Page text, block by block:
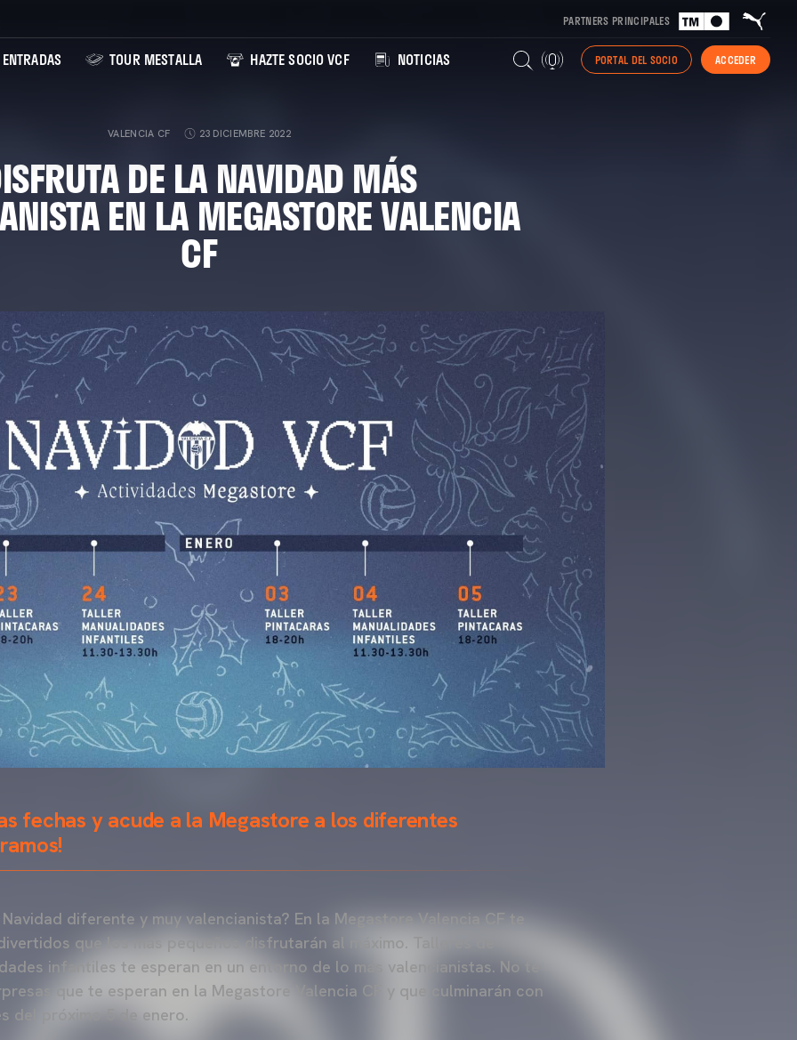
PARTNERS PRINCIPALES
ENTRADAS TOUR MESTALLA HAZTE SOCIO VCF NOTICIAS PORTAL DEL SOCIO ACCEDER
VALENCIA CF 23 DICIEMBRE 2022
DE LA NAVIDAD MÁS
EN LA MEGASTORE VALENCIA
CF
fechas y acude a la Megastore a los diferentes
diferente y muy valencianista? En la Megastore Valencia CF te
que los más pequeños disfrutarán al máximo. Talleres de
infantiles te esperan en un entorno de lo más valencianistas. No te
que te esperan en la Megastore Valencia CF y que culminarán con
del próximo 5 de enero.